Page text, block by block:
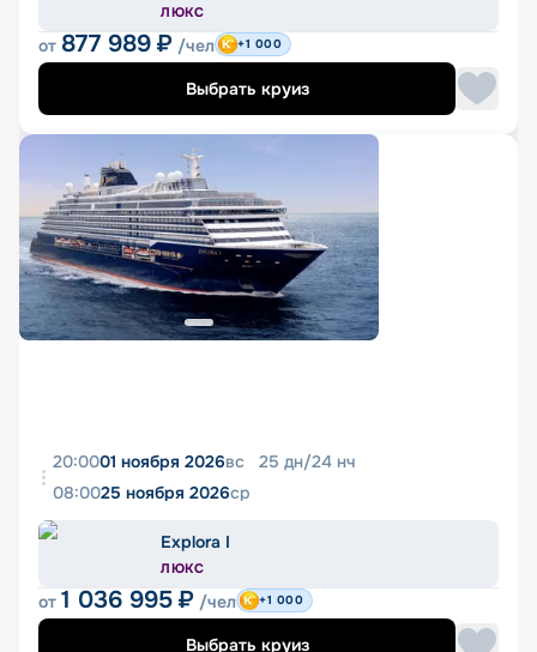
ЛЮКС
от 877 989 ₽ /чел +1 000
Выбрать круиз
20:0001 ноября 2026вс 25 дн/24 нч
08:0025 ноября 2026ср
Explora I
ЛЮКС
от 1 036 995 ₽ /чел +1 000
Выбрать круиз